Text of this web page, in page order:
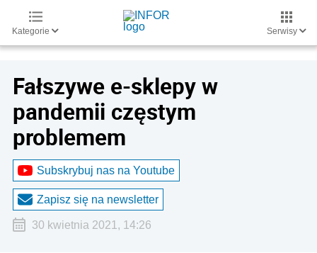
Kategorie Serwisy
Fałszywe e-sklepy w
pandemii częstym
problemem
Subskrybuj nas na Youtube
Zapisz się na newsletter
30 kwietnia 2021, 14:26